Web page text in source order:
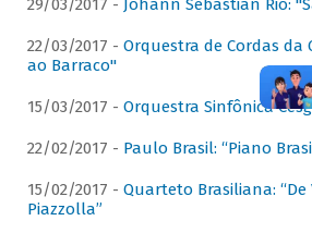
29/03/2017 - Johann Sebastian Rio:
22/03/2017 - Orquestra de Cordas da
ao Barraco"
15/03/2017 - Orquestra Sinfônica
22/02/2017 - Paulo Brasil: “Piano
15/02/2017 - Quarteto Brasiliana:
Piazzolla”